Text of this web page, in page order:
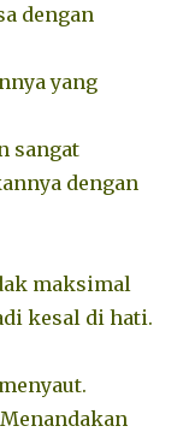
dengan
yang
sangat
dengan
maksimal
kesal di hati.